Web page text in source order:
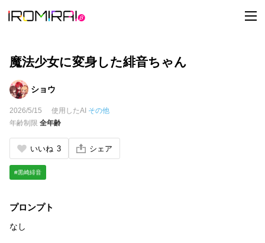
t
o
魔法少女に変身した緋音ちゃん
ショウ
2026/5/15 使用したAI その他
年齢制限 全年齢
いいね 3 シェア
#黒崎緋音
プロンプト
なし